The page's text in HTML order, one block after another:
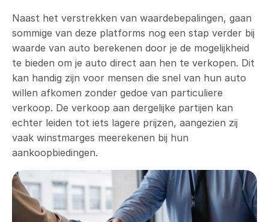
Naast het verstrekken van waardebepalingen, gaan
sommige van deze platforms nog een stap verder bij
waarde van auto berekenen door je de mogelijkheid
te bieden om je auto direct aan hen te verkopen. Dit
kan handig zijn voor mensen die snel van hun auto
willen afkomen zonder gedoe van particuliere
verkoop. De verkoop aan dergelijke partijen kan
echter leiden tot iets lagere prijzen, aangezien zij
vaak winstmarges meerekenen bij hun
aankoopbiedingen.